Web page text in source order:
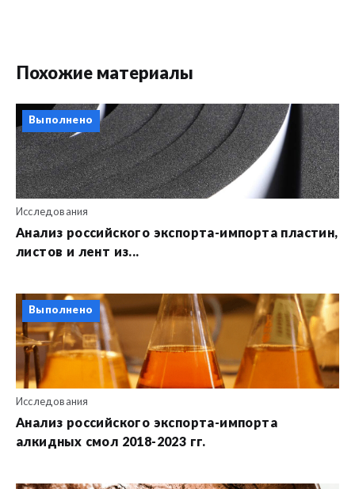
Похожие материалы
Выполнено
Исследования
Анализ российского экспорта-импорта пластин,
листов и лент из...
Выполнено
Исследования
Анализ российского экспорта-импорта
алкидных смол 2018-2023 гг.